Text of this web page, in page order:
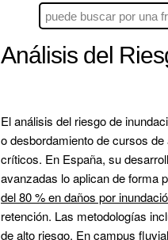
Análisis del
El análisis del riesgo de
o desbordamiento de cursos
críticos. En España, su
avanzadas lo aplican de forma
del 80 % en daños por
retención. Las metodologías
de alto riesgo. En campus